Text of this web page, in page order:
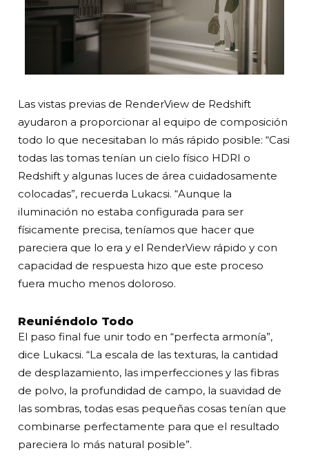
Las vistas previas de RenderView de Redshift
ayudaron a proporcionar al equipo de composición
todo lo que necesitaban lo más rápido posible: “Casi
todas las tomas tenían un cielo físico HDRI o
Redshift y algunas luces de área cuidadosamente
colocadas”, recuerda Lukacsi. “Aunque la
iluminación no estaba configurada para ser
físicamente precisa, teníamos que hacer que
pareciera que lo era y el RenderView rápido y con
capacidad de respuesta hizo que este proceso
fuera mucho menos doloroso.
Reuniéndolo Todo
El paso final fue unir todo en “perfecta armonía”,
dice Lukacsi. “La escala de las texturas, la cantidad
de desplazamiento, las imperfecciones y las fibras
de polvo, la profundidad de campo, la suavidad de
las sombras, todas esas pequeñas cosas tenían que
combinarse perfectamente para que el resultado
pareciera lo más natural posible”.